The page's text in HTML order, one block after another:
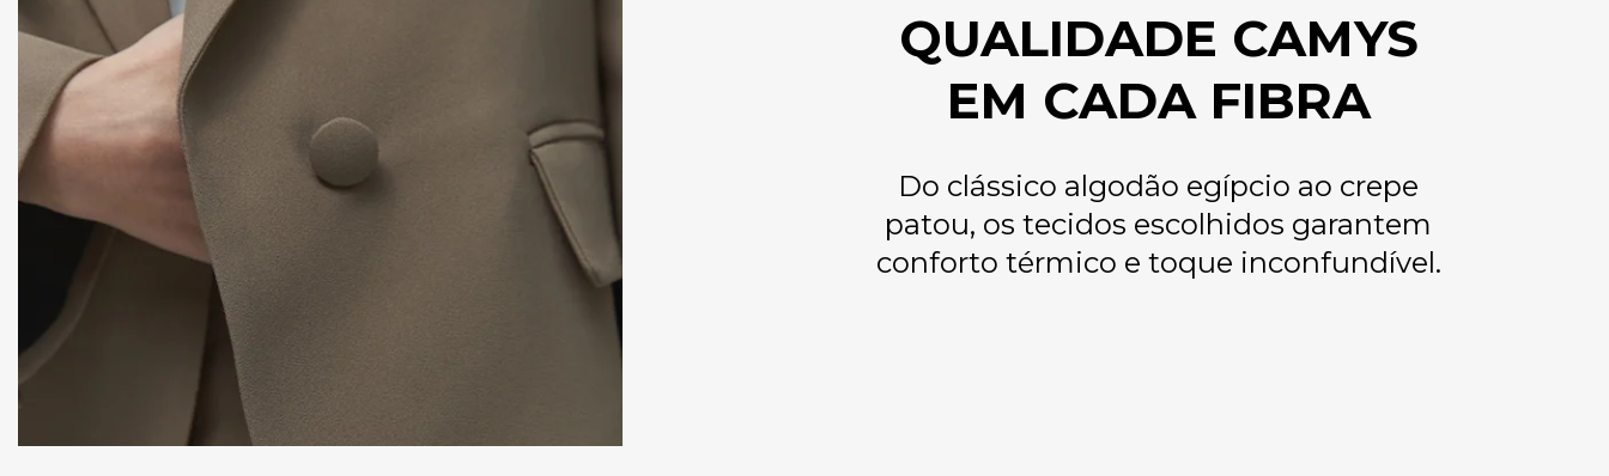
QUALIDADE CAMYS
EM CADA FIBRA
Do clássico algodão egípcio ao crepe
patou, os tecidos escolhidos garantem
conforto térmico e toque inconfundível.